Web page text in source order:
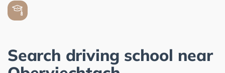
Search driving school near